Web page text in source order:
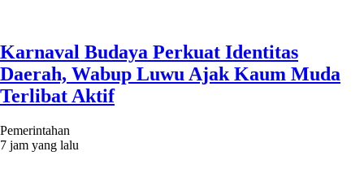
Karnaval Budaya Perkuat Identitas
Daerah, Wabup Luwu Ajak Kaum Muda
Terlibat Aktif
Pemerintahan
7 jam yang lalu